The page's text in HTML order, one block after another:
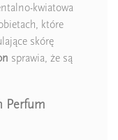
kwiatowa
które
skórę
sprawia, że są
Perfum